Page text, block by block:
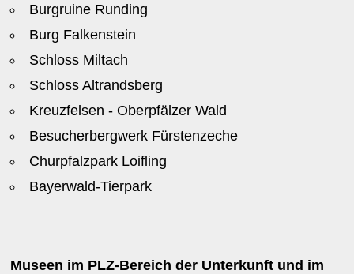
Burgruine Runding
Burg Falkenstein
Schloss Miltach
Schloss Altrandsberg
Kreuzfelsen - Oberpfälzer Wald
Besucherbergwerk Fürstenzeche
Churpfalzpark Loifling
Bayerwald-Tierpark
Museen im PLZ-Bereich der Unterkunft und im